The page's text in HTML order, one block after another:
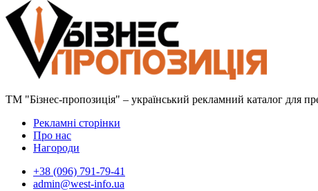
ТМ "Бізнес-пропозиція" – український рекламний каталог для
Рекламні сторінки
Про нас
Нагороди
+38 (096) 791-79-41
admin@west-info.ua